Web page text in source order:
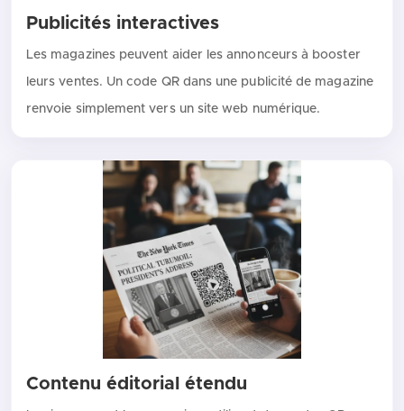
Publicités interactives
Les magazines peuvent aider les annonceurs à booster
leurs ventes. Un code QR dans une publicité de magazine
renvoie simplement vers un site web numérique.
Contenu éditorial étendu